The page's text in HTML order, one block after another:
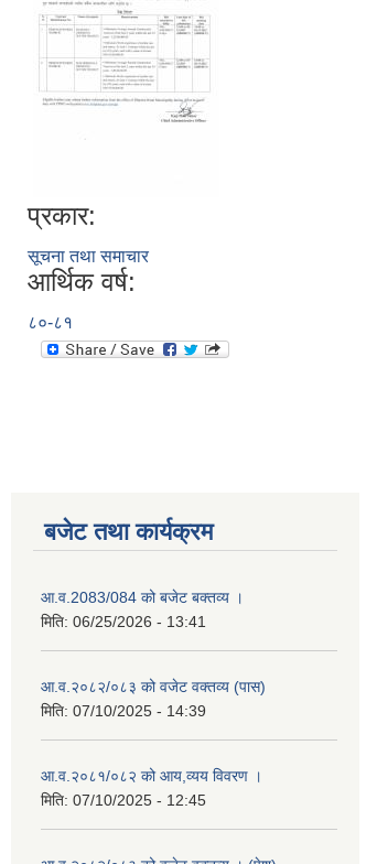
प्रकार:
सूचना तथा समाचार
आर्थिक वर्ष:
८०-८१
बजेट तथा कार्यक्रम
आ.व.2083/084 को बजेट बक्तव्य ।
मिति: 06/25/2026 - 13:41
आ.व.२०८२/०८३ को वजेट वक्तव्य (पास)
मिति: 07/10/2025 - 14:39
आ.व.२०८१/०८२ को आय,व्यय विवरण ।
मिति: 07/10/2025 - 12:45